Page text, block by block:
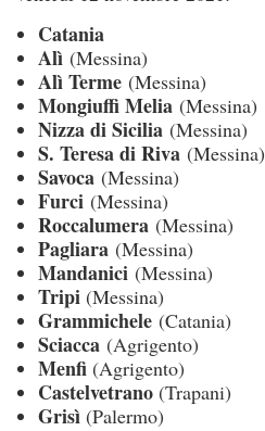
Catania
Alì (Messina)
Alì Terme (Messina)
Mongiuffi Melia (Messina)
Nizza di Sicilia (Messina)
S. Teresa di Riva (Messina)
Savoca (Messina)
Furci (Messina)
Roccalumera (Messina)
Pagliara (Messina)
Mandanici (Messina)
Tripi (Messina)
Grammichele (Catania)
Sciacca (Agrigento)
Menfi (Agrigento)
Castelvetrano (Trapani)
Grisì (Palermo)